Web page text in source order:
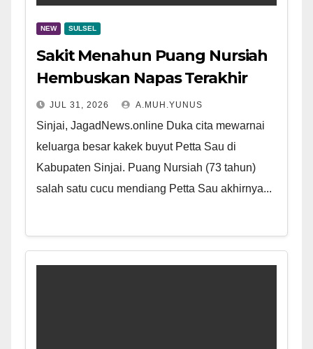
NEW SULSEL
Sakit Menahun Puang Nursiah
Hembuskan Napas Terakhir
JUL 31, 2026 A.MUH.YUNUS
Sinjai, JagadNews.online Duka cita mewarnai
keluarga besar kakek buyut Petta Sau di
Kabupaten Sinjai. Puang Nursiah (73 tahun)
salah satu cucu mendiang Petta Sau akhirnya...